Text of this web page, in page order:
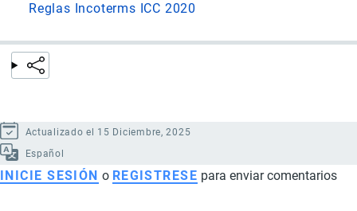
Reglas Incoterms ICC 2020
Actualizado el 15 Diciembre, 2025
Español
INICIE SESIÓN o REGISTRESE para enviar comentarios